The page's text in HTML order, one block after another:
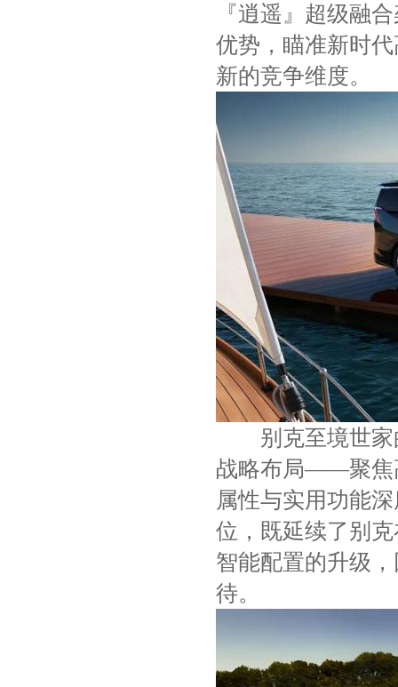
『逍遥』超级融
优势，瞄准新时
新的竞争维度。
别克至境世家
战略布局——聚焦
属性与实用功能
位，既延续了别
智能配置的升级
待。